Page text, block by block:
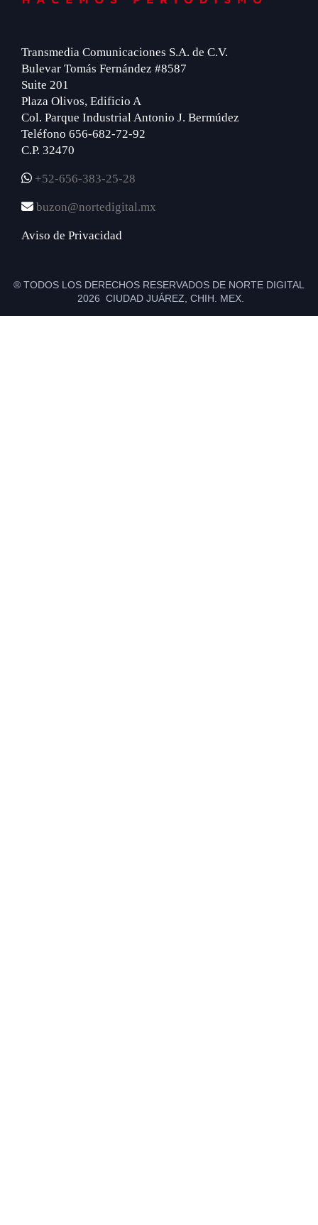
Transmedia Comunicaciones S.A. de C.V.
Bulevar Tomás Fernández #8587
Suite 201
Plaza Olivos, Edificio A
Col. Parque Industrial Antonio J. Bermúdez
Teléfono 656-682-72-92
C.P. 32470
+52-656-383-25-28
buzon@nortedigital.mx
Aviso de Privacidad
® TODOS LOS DERECHOS RESERVADOS DE NORTE DIGITAL
2026 CIUDAD JUÁREZ, CHIH. MEX.